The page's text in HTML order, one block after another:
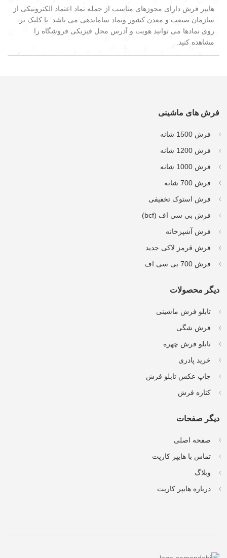
هایپر فرش دارای مجوزهای مناسب از جمله نماد اعتماد الکترونیکی از
سازمان صنعت و معدن کشور ونماد ساماندهی می باشد. با کلیک بر
روی نمادها می توانید هویت و آدرس محل فیزیکی فروشگاه را
مشاهده کنید.
فرش های ماشینی
فرش 1500 شانه
فرش 1200 شانه
فرش 1000 شانه
فرش 700 شانه
فرش استوک تخفیفی
فرش بی سی اف (bcf)
فرش آشپزخانه
فرش قرمز لاکی جدید
فرش 700 بی سی اف
دیگر محصولات
تابلو فرش ماشینی
فرش شگی
تابلو فرش چهره
خرید پادری
چاپ عکس تابلو فرش
کناره فرش
دیگر صفحات
صفحه اصلی
تماس با هایپر کارپت
وبلاگ
درباره هایپر کارپت